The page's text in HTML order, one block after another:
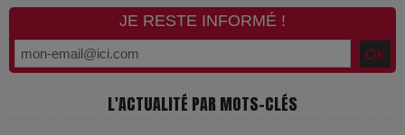
JE RESTE INFORMÉ !
L'ACTUALITÉ PAR MOTS-CLÉS